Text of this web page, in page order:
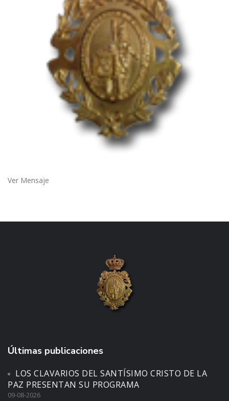
Ver Mensaje
Últimas publicaciones
LOS CLAVARIOS DEL SANTÍSIMO CRISTO DE LA
PAZ PRESENTAN SU PROGRAMA
09-08-2026